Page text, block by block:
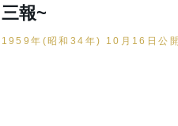
三報~
1959年(昭和34年) 10月16日公開